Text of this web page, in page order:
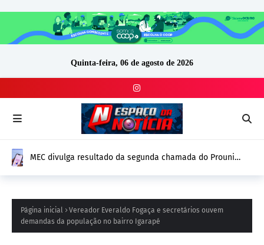
Quinta-feira, 06 de agosto de 2026
MEC divulga resultado da segunda chamada do Prouni
Página inicial
Vereador Everaldo Fogaça e secretários ouvem
demandas da população no bairro Igarapé